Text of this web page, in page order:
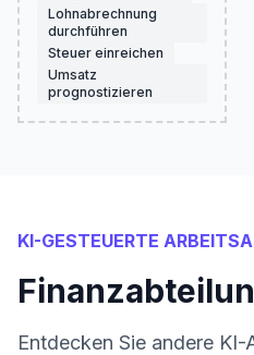
Lohnabrechnung
durchführen
Steuer einreichen
Umsatz
prognostizieren
KI-GESTEUERTE
Entdecken Sie andere